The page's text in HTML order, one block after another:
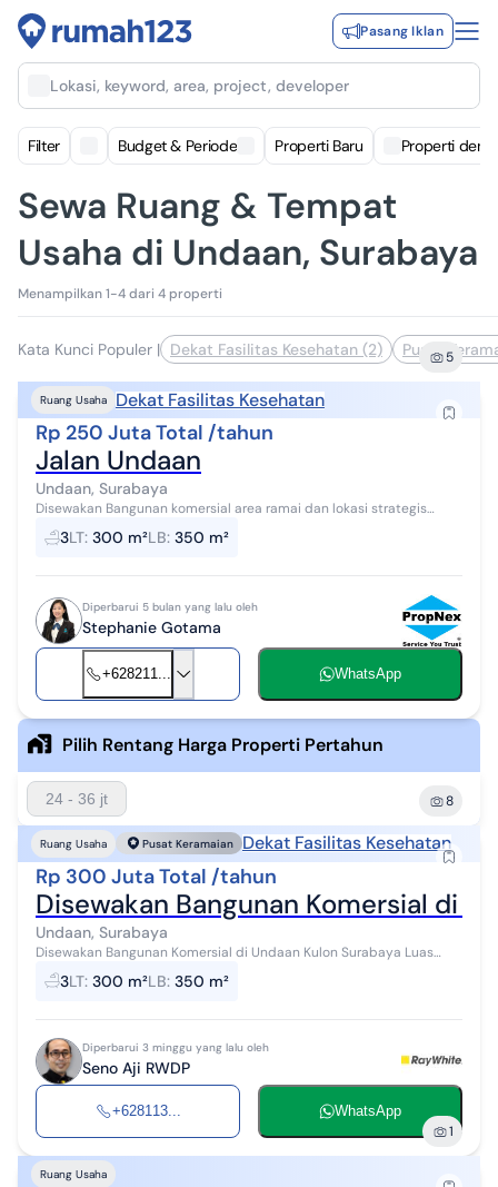
Pasang Iklan
Lokasi, keyword, area, project, developer
Filter Budget & Periode Properti Baru Properti
Sewa Ruang & Tempat
Usaha di Undaan, Surabaya
Menampilkan 1-4 dari 4 properti
Kata Kunci Populer | Dekat Fasilitas Kesehatan (2) Pusat 5
Ruang Usaha Dekat Fasilitas Kesehatan
Rp 250 Juta Total /tahun
Jalan Undaan
Undaan, Surabaya
Disewakan Bangunan komersial area ramai dan lokasi strategis
depan RS adi husada di undaan Kulon Surabaya Luas bangunan
350 m2 Luas tanah 300 m2 D...
3LT: 300 m²LB: 350 m²
Diperbarui 5 bulan yang lalu oleh
Stephanie Gotama
+628211... WhatsApp
Pilih Rentang Harga Properti Pertahun
24 - 36 jt 8
Ruang Usaha Pusat Keramaian Dekat Fasilitas Kesehatan
Rp 300 Juta Total /tahun
Disewakan Bangunan Komersial di
Undaan, Surabaya
Disewakan Bangunan Komersial di Undaan Kulon Surabaya Luas
Tanah: 300 m2 (15 x 20) Luas Bangunan: 350 m2 Kamar Mandi: 2 + 1
Hadap; Timur Listrik: ...
3LT: 300 m²LB: 350 m²
Diperbarui 3 minggu yang lalu oleh
Seno Aji RWDP
+628113... WhatsApp
1
Ruang Usaha